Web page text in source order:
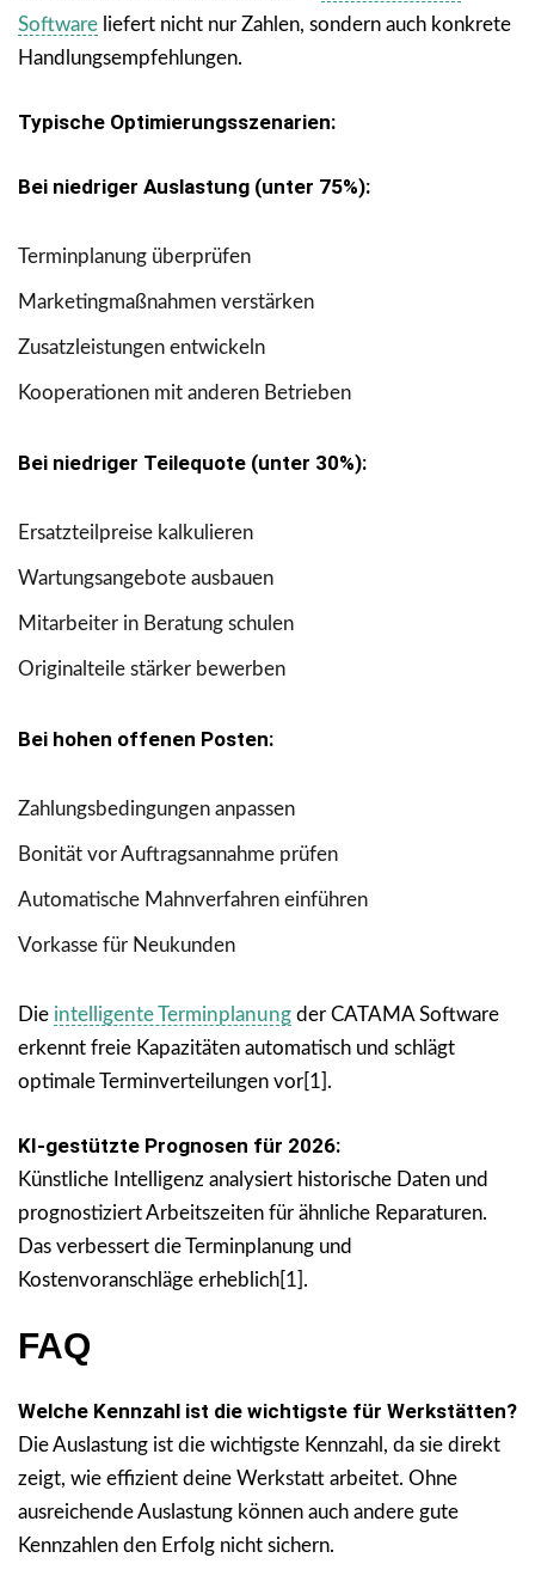
Software liefert nicht nur Zahlen, sondern auch konkrete
Handlungsempfehlungen.
Typische Optimierungsszenarien:
Bei niedriger Auslastung (unter 75%):
Terminplanung überprüfen
Marketingmaßnahmen verstärken
Zusatzleistungen entwickeln
Kooperationen mit anderen Betrieben
Bei niedriger Teilequote (unter 30%):
Ersatzteilpreise kalkulieren
Wartungsangebote ausbauen
Mitarbeiter in Beratung schulen
Originalteile stärker bewerben
Bei hohen offenen Posten:
Zahlungsbedingungen anpassen
Bonität vor Auftragsannahme prüfen
Automatische Mahnverfahren einführen
Vorkasse für Neukunden
Die intelligente Terminplanung der CATAMA Software
erkennt freie Kapazitäten automatisch und schlägt
optimale Terminverteilungen vor[1].
KI-gestützte Prognosen für 2026:
Künstliche Intelligenz analysiert historische Daten und
prognostiziert Arbeitszeiten für ähnliche Reparaturen.
Das verbessert die Terminplanung und
Kostenvoranschläge erheblich[1].
FAQ
Welche Kennzahl ist die wichtigste für Werkstätten?
Die Auslastung ist die wichtigste Kennzahl, da sie direkt
zeigt, wie effizient deine Werkstatt arbeitet. Ohne
ausreichende Auslastung können auch andere gute
Kennzahlen den Erfolg nicht sichern.